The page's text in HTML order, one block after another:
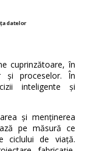
datelor
cuprinzătoare, în
și proceselor. În
inteligente și
și menținerea
pe măsură ce
ciclului de viață.